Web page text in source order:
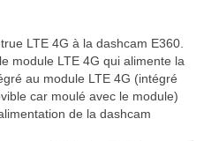
LTE 4G à la dashcam E360.
module LTE 4G qui alimente la
au module LTE 4G (intégré
car moulé avec le module)
de la dashcam